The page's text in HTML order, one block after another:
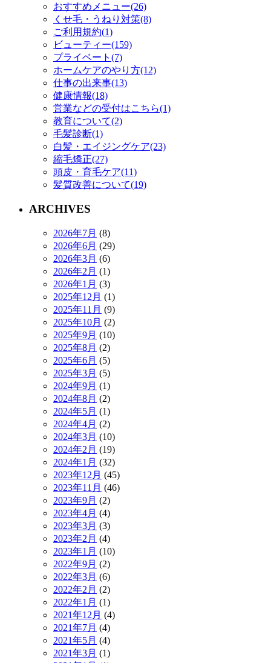
おすすめメニュー(26)
くせ毛・うねり対策(8)
ご利用規約(1)
ビューティー(159)
プライベート(7)
ホームケアのやり方(12)
仕事の出来事(13)
健康情報(18)
営業などの受付はこちら(1)
教育について(2)
毛髪診断(1)
白髪・エイジングケア(23)
縮毛矯正(27)
頭皮・育毛ケア(11)
髪質改善について(19)
ARCHIVES
2026年7月 (8)
2026年6月 (29)
2026年3月 (6)
2026年2月 (1)
2026年1月 (3)
2025年12月 (1)
2025年11月 (9)
2025年10月 (2)
2025年9月 (10)
2025年8月 (2)
2025年6月 (5)
2025年3月 (5)
2024年9月 (1)
2024年8月 (2)
2024年5月 (1)
2024年4月 (2)
2024年3月 (10)
2024年2月 (19)
2024年1月 (32)
2023年12月 (45)
2023年11月 (46)
2023年9月 (2)
2023年4月 (4)
2023年3月 (3)
2023年2月 (4)
2023年1月 (10)
2022年9月 (2)
2022年3月 (6)
2022年2月 (2)
2022年1月 (1)
2021年12月 (4)
2021年7月 (4)
2021年5月 (4)
2021年3月 (1)